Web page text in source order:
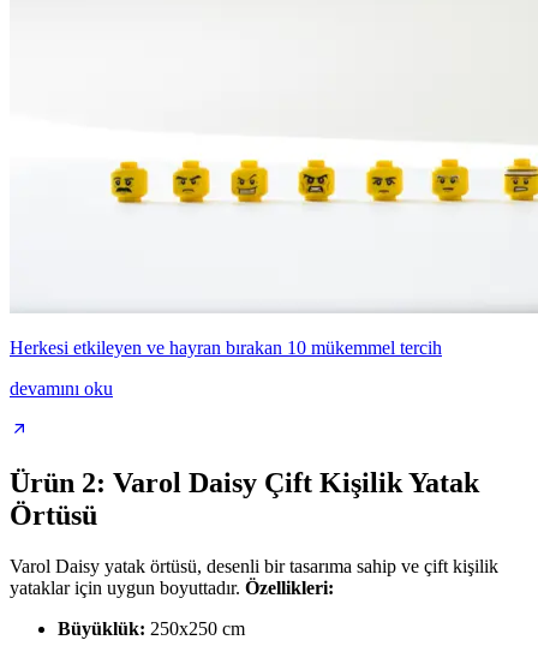
Herkesi etkileyen ve hayran bırakan 10 mükemmel tercih
devamını oku
Ürün 2: Varol Daisy Çift Kişilik Yatak
Örtüsü
Varol Daisy yatak örtüsü, desenli bir tasarıma sahip ve çift kişilik
yataklar için uygun boyuttadır. Özellikleri:
Büyüklük: 250x250 cm